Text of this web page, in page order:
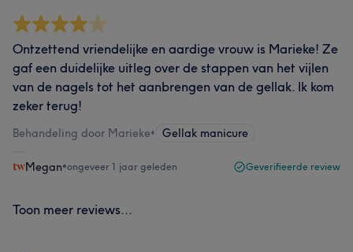
Ontzettend vriendelijke en aardige vrouw is Marieke! Ze
gaf een duidelijke uitleg over de stappen van het vijlen
van de nagels tot het aanbrengen van de gellak. Ik kom
zeker terug!
Behandeling door Marieke• Gellak manicure
Megan•ongeveer 1 jaar geleden Geverifieerde review
Toon meer reviews...